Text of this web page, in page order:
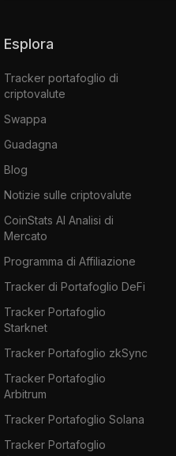
Esplora
Tracker portafoglio di
criptovalute
Swappa
Guadagna
Blog
Notizie sulle criptovalute
CoinStats AI Analisi di
Mercato
Programma di Affiliazione
Tracker di Portafoglio DeFi
Tracker Portafoglio
Starknet
Tracker Portafoglio zkSync
Tracker Portafoglio
Arbitrum
Tracker Portafoglio Solana
Tracker Portafoglio